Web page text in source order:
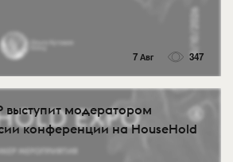
7 Авг 347
выступит модератором
конференции на HouseHold